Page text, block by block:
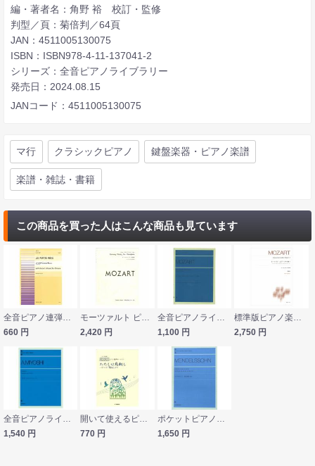
編・著者名：角野 裕 校訂・監修
判型／頁：菊倍判／64頁
JAN：4511005130075
ISBN：ISBN978-4-11-137041-2
シリーズ：全音ピアノライブラリー
発売日：2024.08.15
JANコード：4511005130075
マ行 クラシックピアノ 鍵盤楽器・ピアノ楽譜
楽譜・雑誌・書籍
この商品を買った人はこんな商品も見ています
660 円
2,420 円
1,100 円
2,750 円
1,540 円
770 円
1,650 円